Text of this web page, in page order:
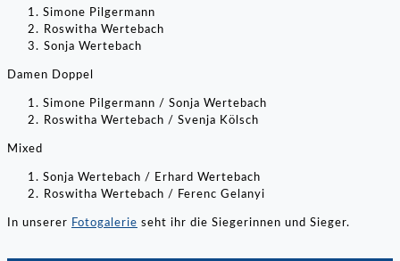
Simone Pilgermann
⁠Roswitha Wertebach
⁠Sonja Wertebach
Damen Doppel
Simone Pilgermann / Sonja Wertebach
⁠Roswitha Wertebach / Svenja Kölsch
Mixed
Sonja Wertebach / Erhard Wertebach
⁠Roswitha Wertebach / Ferenc Gelanyi
In unserer Fotogalerie seht ihr die Siegerinnen und Sieger.